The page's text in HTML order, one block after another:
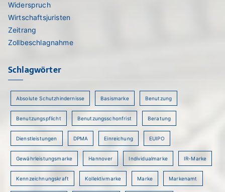
Widerspruch
Wirtschaftsjuristen
Zeitrang
Zollbeschlagnahme
Schlagwörter
Absolute Schutzhindernisse Basismarke Benutzung
Benutzungspflicht Benutzungsschonfrist Beratung
Dienstleistungen DPMA Einreichung EUIPO
Gewährleistungsmarke Hannover Individualmarke IR-Marke
Kennzeichnungskraft Kollektivmarke Marke Markenamt